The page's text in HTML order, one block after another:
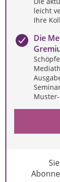
leicht
Ihre
Die